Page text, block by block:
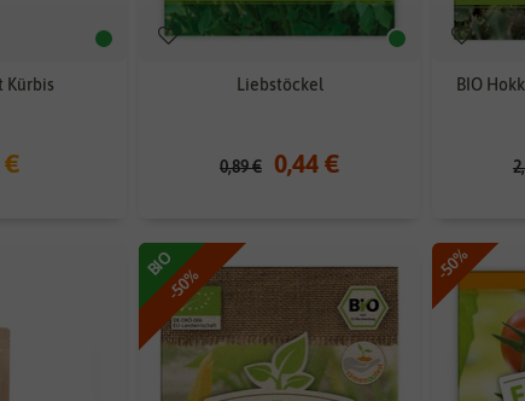
Kürbis
€
Liebstöckel
0,89 € 0,44 €
BIO
-50%
BIO -50%